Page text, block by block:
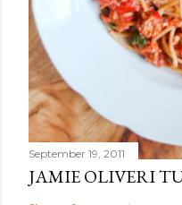
September 19, 2011
JAMIE OLIVERI